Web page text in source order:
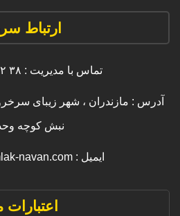
ارتباط
تماس با مدیریت : ۳۸ ۲۲۲۲۲ ۰۹۱۱
آدرس : مازندران ، شهر زیبای
نبش کوچه
ایمیل : info [@] amlak-navan.com
اعتبارات